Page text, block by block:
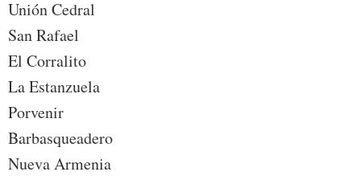
Unión Cedral
San Rafael
El Corralito
La Estanzuela
Porvenir
Barbasqueadero
Nueva Armenia